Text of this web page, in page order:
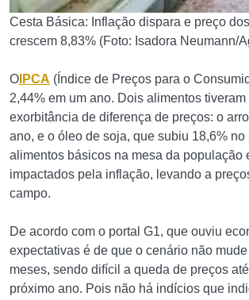
Cesta Básica: Inflação dispara e preço
crescem 8,83% (Foto: Isadora Neumann/
O IPCA (Índice de Preços para o
2,44% em um ano. Dois alimentos
exorbitância de diferença de preços: o
ano, e o óleo de soja, que subiu 18,6%
alimentos básicos na mesa da população
impactados pela inflação, levando a
campo.
De acordo com o portal G1, que ouviu
expectativas é de que o cenário não
meses, sendo difícil a queda de preços
próximo ano. Pois não há indícios que